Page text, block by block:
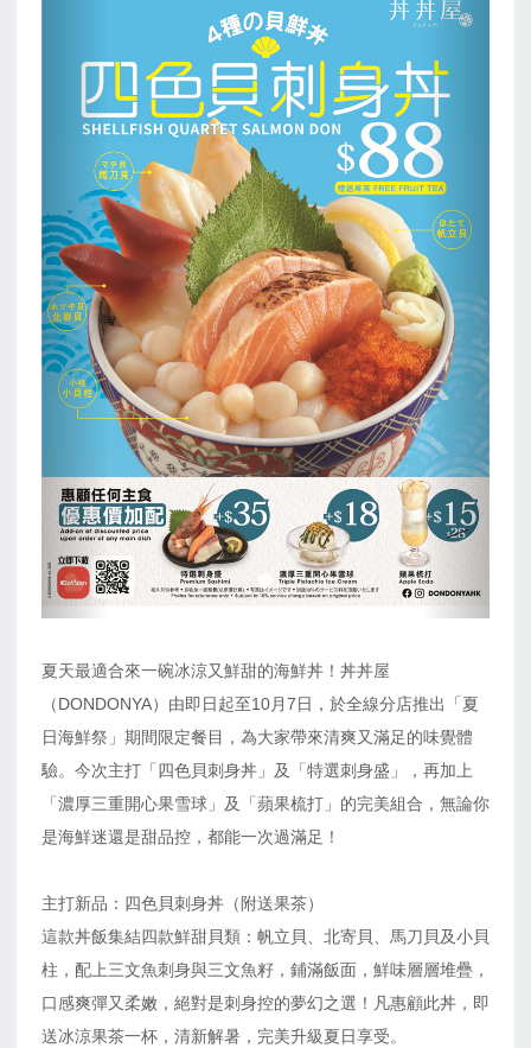
一
夏天最適合來一碗冰涼又鮮甜的海鮮丼！丼丼屋
（DONDONYA）由即日起至10月7日，於全線分店推出「夏
日海鮮祭」期間限定餐目，為大家帶來清爽又滿足的味覺體
驗。今次主打「四色貝刺身丼」及「特選刺身盛」，再加上
「濃厚三重開心果雪球」及「蘋果梳打」的完美組合，無論你
是海鮮迷還是甜品控，都能一次過滿足！
主打新品：四色貝刺身丼（附送果茶）
這款丼飯集結四款鮮甜貝類：帆立貝、北寄貝、馬刀貝及小貝
柱，配上三文魚刺身與三文魚籽，鋪滿飯面，鮮味層層堆疊，
口感爽彈又柔嫩，絕對是刺身控的夢幻之選！凡惠顧此丼，即
送冰涼果茶一杯，清新解暑，完美升級夏日享受。